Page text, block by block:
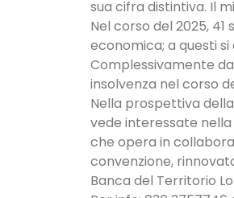
sua cifra distintiva. Il
Nel corso del 2025,
economica; a questi
Complessivamente
insolvenza nel corso
Nella prospettiva
vede interessate
che opera in
convenzione,
Banca del Territorio